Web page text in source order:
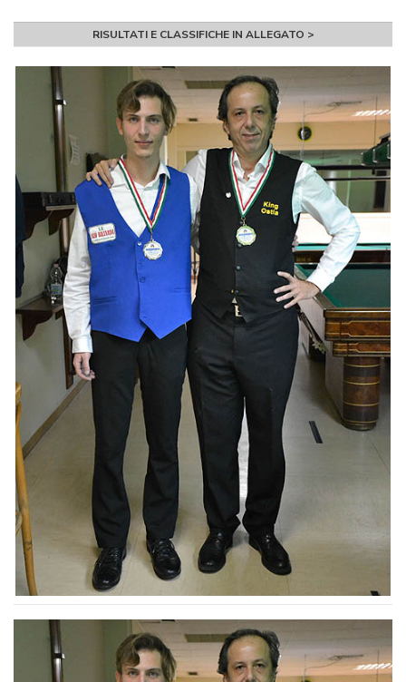
RISULTATI E CLASSIFICHE IN ALLEGATO >